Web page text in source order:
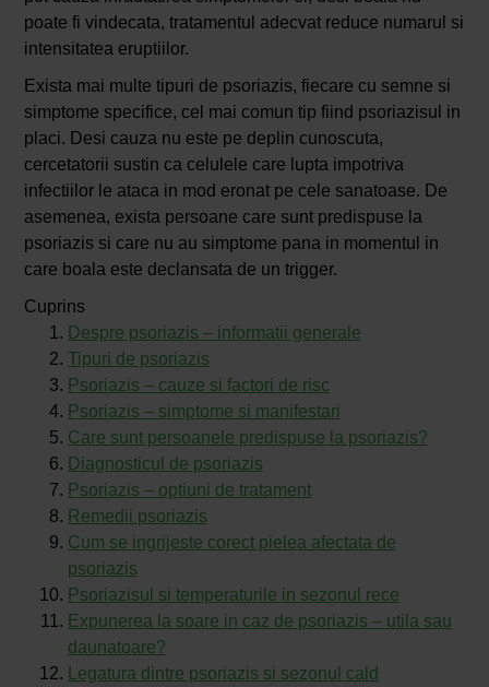
poate fi vindecata, tratamentul adecvat reduce numarul si
intensitatea eruptiilor.
Exista mai multe tipuri de psoriazis, fiecare cu semne si
simptome specifice, cel mai comun tip fiind psoriazisul in
placi. Desi cauza nu este pe deplin cunoscuta,
cercetatorii sustin ca celulele care lupta impotriva
infectiilor le ataca in mod eronat pe cele sanatoase. De
asemenea, exista persoane care sunt predispuse la
psoriazis si care nu au simptome pana in momentul in
care boala este declansata de un trigger.
Cuprins
Despre psoriazis – informatii generale
Tipuri de psoriazis
Psoriazis – cauze si factori de risc
Psoriazis – simptome si manifestari
Care sunt persoanele predispuse la psoriazis?
Diagnosticul de psoriazis
Psoriazis – optiuni de tratament
Remedii psoriazis
Cum se ingrijeste corect pielea afectata de
psoriazis
Psoriazisul si temperaturile in sezonul rece
Expunerea la soare in caz de psoriazis – utila sau
daunatoare?
Legatura dintre psoriazis si sezonul cald